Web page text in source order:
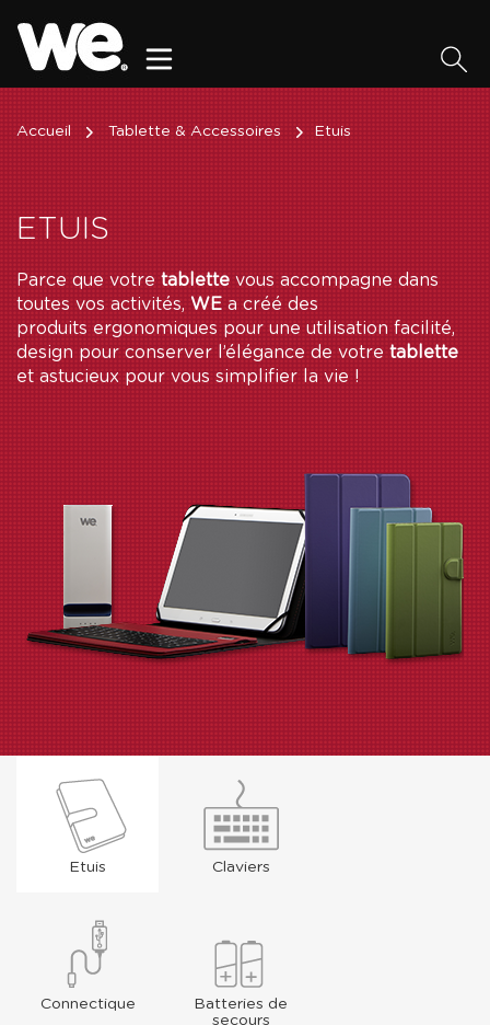
Accueil Tablette & Accessoires Etuis
ETUIS
Parce que votretablettevous accompagne dans
toutes vos activités,WEa créé des
produits ergonomiques pour une utilisation facilité,
design pour conserver l’élégance de votretablette
et astucieux pour vous simplifier la vie !
Etuis Claviers
Connectique
Batteries de
secours